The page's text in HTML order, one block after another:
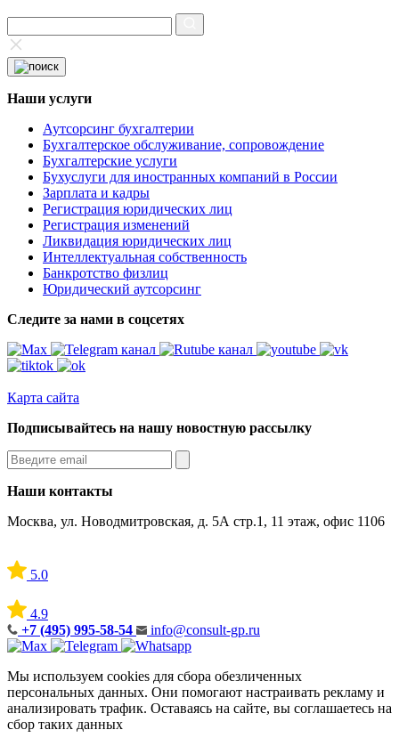
Наши услуги
Аутсорсинг бухгалтерии
Бухгалтерское обслуживание, сопровождение
Бухгалтерские услуги
Бухуслуги для иностранных компаний в России
Зарплата и кадры
Регистрация юридических лиц
Регистрация изменений
Ликвидация юридических лиц
Интеллектуальная собственность
Банкротство физлиц
Юридический аутсорсинг
Следите за нами в соцсетях
Карта сайта
Подписывайтесь на нашу новостную рассылку
Наши контакты
Москва, ул. Новодмитровская, д. 5А стр.1, 11 этаж, офис 1106
5.0
4.9
+7 (495) 995-58-54
info@consult-gp.ru
Мы используем cookies для сбора обезличенных
персональных данных. Они помогают настраивать рекламу и
анализировать трафик. Оставаясь на сайте, вы соглашаетесь на
сбор таких данных